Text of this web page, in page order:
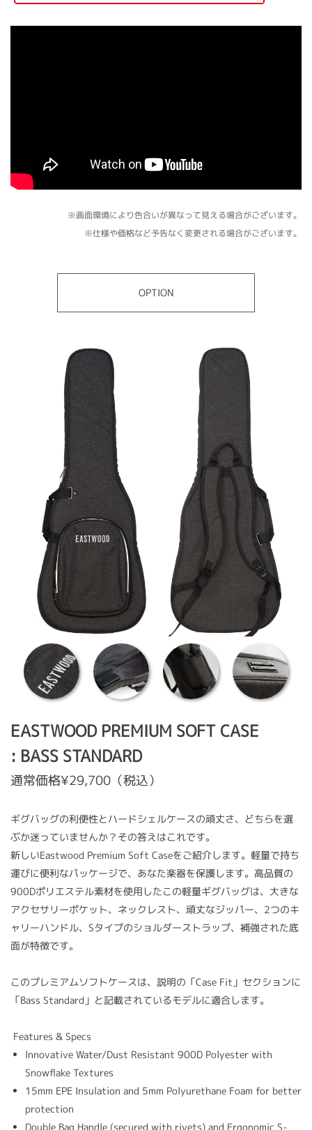
※画面環境により色合いが異なって見える場合がございます。
※仕様や価格など予告なく変更される場合がございます。
OPTION
EASTWOOD PREMIUM SOFT CASE
: BASS STANDARD
通常価格¥29,700（税込）
ギグバッグの利便性とハードシェルケースの頑丈さ、どちらを選
ぶか迷っていませんか？その答えはこれです。
新しいEastwood Premium Soft Caseをご紹介します。軽量で持ち
運びに便利なパッケージで、あなた楽器を保護します。高品質の
900Dポリエステル素材を使用したこの軽量ギグバッグは、大きな
アクセサリーポケット、ネックレスト、頑丈なジッパー、2つのキ
ャリーハンドル、Sタイプのショルダーストラップ、補強された底
面が特徴です。
このプレミアムソフトケースは、説明の「Case Fit」セクションに
「Bass Standard」と記載されているモデルに適合します。
Features & Specs
Innovative Water/Dust Resistant 900D Polyester with
Snowflake Textures
15mm EPE Insulation and 5mm Polyurethane Foam for better
protection
Double Bag Handle (secured with rivets) and Ergonomic S-